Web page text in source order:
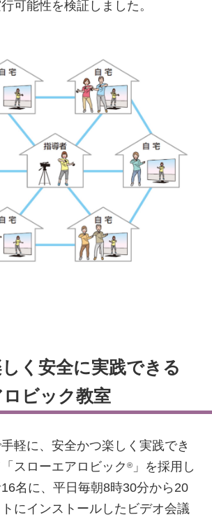
可能性を検証しました。
く安全に実践できる
ビック教室
軽に、安全かつ楽しく実践でき
スローエアロビック ® 」を採用し
名に、平日毎朝8時30分から20
にインストールしたビデオ会議